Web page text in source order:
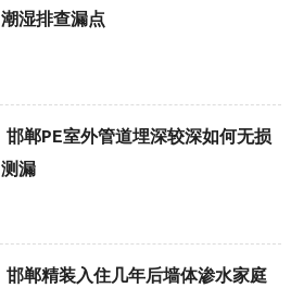
潮湿排查漏点
邯郸PE室外管道埋深较深如何无损
测漏
邯郸精装入住几年后墙体渗水家庭